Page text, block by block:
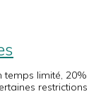
temps limité,